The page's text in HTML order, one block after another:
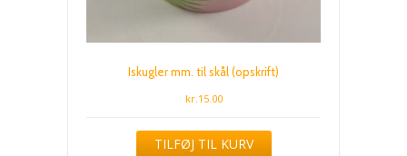
Iskugler mm. til skål (opskrift)
kr. 15.00
TILFØJ TIL KURV